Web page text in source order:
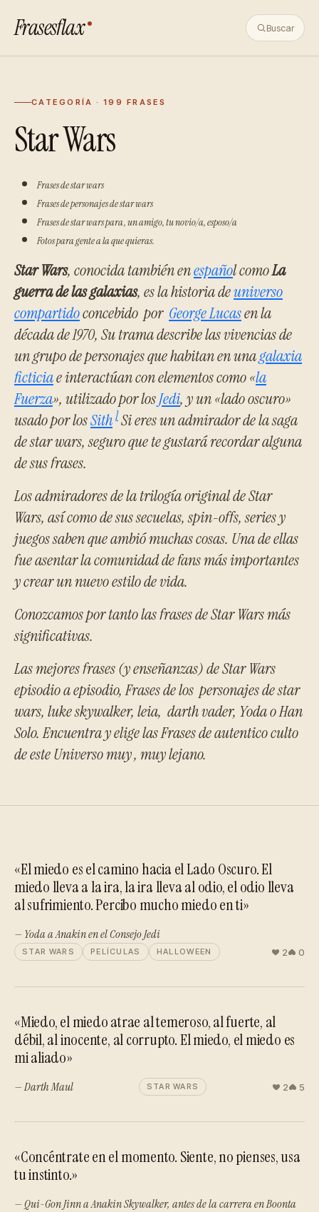
Frasesflax Buscar
CATEGORÍA · 199 FRASES
Star Wars
Frases de star wars
Frases de personajes de star wars
Frasesde star warspara , un amigo, tu novio/a, esposo/a
Fotos para gente a la que quieras.
Star Wars, conocida también enespañol comoLa
guerra de las galaxias, es la historia deuniverso
compartidoconcebido por George Lucasen la
década de 1970, Su trama describe las vivencias de
un grupo de personajes que habitan en unagalaxia
ficticiae interactúan con elementos como «la
Fuerza», utilizado por losJedi, y un «lado oscuro»
usado por losSith1Si eres un admirador de la saga
de star wars, seguro que te gustará recordar alguna
de sus frases.
Los admiradores de la trilogía original deStar
Wars, así como de sus secuelas,spin-offs, series y
juegos saben que ambió muchas cosas. Una de ellas
fue asentar la comunidad de fans más importantes
y crear un nuevo estilo de vida.
Conozcamos por tanto las frases de Star Wars más
significativas.
Las mejores frases (y enseñanzas) de Star Wars
episodio a episodio, Frases de los personajesdestar
wars, luke skywalker, leia, darth vader, Yoda o Han
Solo. Encuentra y elige las Frases de autentico culto
de este Universo muy , muy lejano.
«El miedo es el camino hacia el Lado Oscuro. El
miedo lleva a la ira, la ira lleva al odio, el odio lleva
al sufrimiento. Percibo mucho miedo en ti»
— Yoda a Anakin en el Consejo Jedi
STAR WARS PELÍCULAS HALLOWEEN 2 0
«Miedo, el miedo atrae al temeroso, al fuerte, al
débil, al inocente, al corrupto. El miedo, el miedo es
mi aliado»
— Darth Maul STAR WARS 2 5
«Concéntrate en el momento. Siente, no pienses, usa
tu instinto.»
— Qui-Gon Jinn a Anakin Skywalker, antes de la carrera en Boonta